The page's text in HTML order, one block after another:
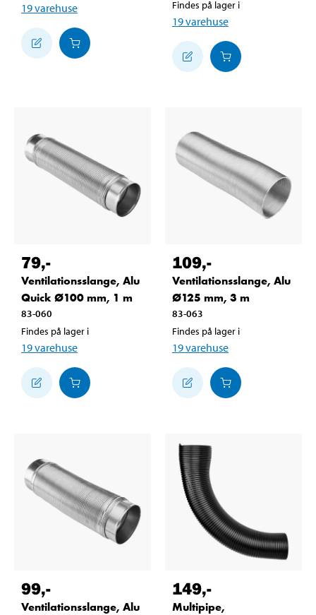
19varehuse Findes på lager i
19varehuse
79,-
Ventilationsslange, Alu
Quick Ø100 mm, 1 m
83-060
Findes på lager i
19varehuse
109,-
Ventilationsslange, Alu
Ø125 mm, 3 m
83-063
Findes på lager i
19varehuse
99,-
Ventilationsslange, Alu
149,-
Multipipe,